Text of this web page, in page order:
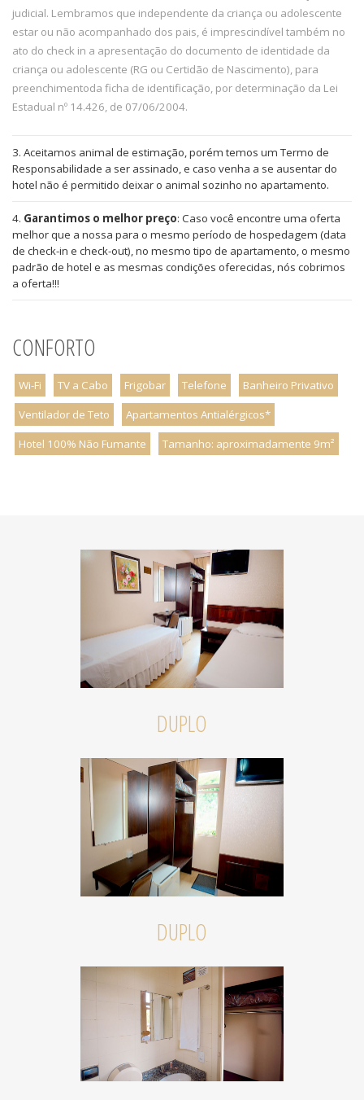
judicial. Lembramos que independente da criança ou adolescente
estar ou não acompanhado dos pais, é imprescindível também no
ato do check in a apresentação do documento de identidade da
criança ou adolescente (RG ou Certidão de Nascimento), para
preenchimentoda ficha de identificação, por determinação da Lei
Estadual nº 14.426, de 07/06/2004.
3. Aceitamos animal de estimação, porém temos um Termo de
Responsabilidade a ser assinado, e caso venha a se ausentar do
hotel não é permitido deixar o animal sozinho no apartamento.
4. Garantimos o melhor preço: Caso você encontre uma oferta
melhor que a nossa para o mesmo período de hospedagem (data
de check-in e check-out), no mesmo tipo de apartamento, o mesmo
padrão de hotel e as mesmas condições oferecidas, nós cobrimos
a oferta!!!
CONFORTO
Wi-Fi TV a Cabo Frigobar Telefone
Banheiro Privativo
Ventilador de Teto
Apartamentos Antialérgicos*
Hotel 100% Não Fumante
Tamanho: aproximadamente 9m²
DUPLO
DUPLO